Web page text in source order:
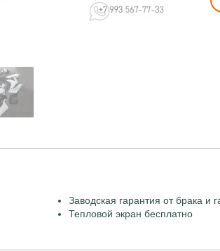
Заводская гарантия от брака и
Тепловой экран бесплатно